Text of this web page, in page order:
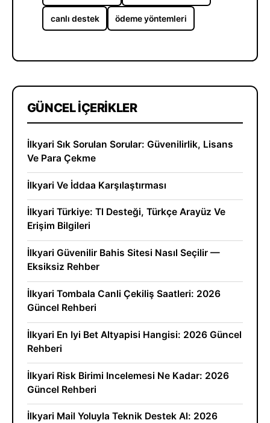
canlı destek ödeme yöntemleri
GÜNCEL İÇERIKLER
İlkyari Sık Sorulan Sorular: Güvenilirlik, Lisans
Ve Para Çekme
İlkyari Ve İddaa Karşılaştırması
İlkyari Türkiye: Tl Desteği, Türkçe Arayüz Ve
Erişim Bilgileri
İlkyari Güvenilir Bahis Sitesi Nasıl Seçilir —
Eksiksiz Rehber
İlkyari Tombala Canli Çekiliş Saatleri: 2026
Güncel Rehberi
İlkyari En Iyi Bet Altyapisi Hangisi: 2026 Güncel
Rehberi
İlkyari Risk Birimi Incelemesi Ne Kadar: 2026
Güncel Rehberi
İlkyari Mail Yoluyla Teknik Destek Al: 2026